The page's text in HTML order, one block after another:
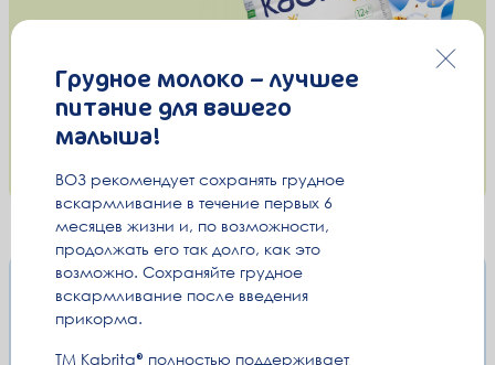
Почему
kabrita
Грудное молоко – лучшее
питание для вашего
малыша!
ВОЗ рекомендует сохранять грудное
вскармливание в течение первых 6
месяцев жизни и, по возможности,
продолжать его так долго, как это
возможно. Сохраняйте грудное
вскармливание после введения
прикорма.
ТМ Kabrita
полностью поддерживает